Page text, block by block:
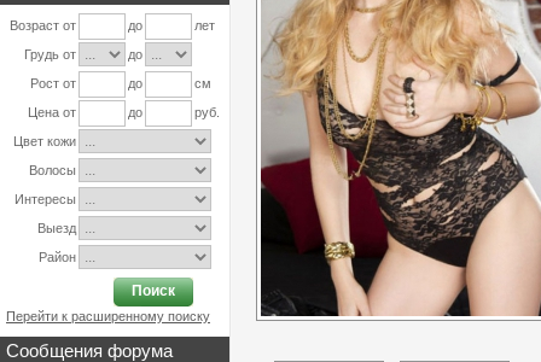
Возраст от до
лет
Грудь от
до
Рост от
до
см
Цена от
до
руб.
Цвет кожи
Волосы
Интересы
Выезд
Район
Поиск
Перейти к расширенному поиску
Сообщения форума